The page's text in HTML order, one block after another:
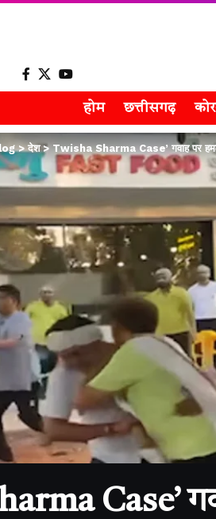
होम छत्तीसगढ़
>देश>Twisha Sharma Case’ गवाह पर
Case’